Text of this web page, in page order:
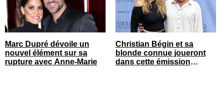
Marc Dupré dévoile un
nouvel élément sur sa
rupture avec Anne-Marie
Christian Bégin et sa
blonde connue joueront
dans cette émission